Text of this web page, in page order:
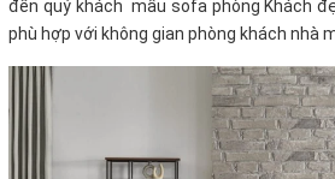
đến quý khách mẫu sofa phòng Khách
phù hợp với không gian phòng khách nhà